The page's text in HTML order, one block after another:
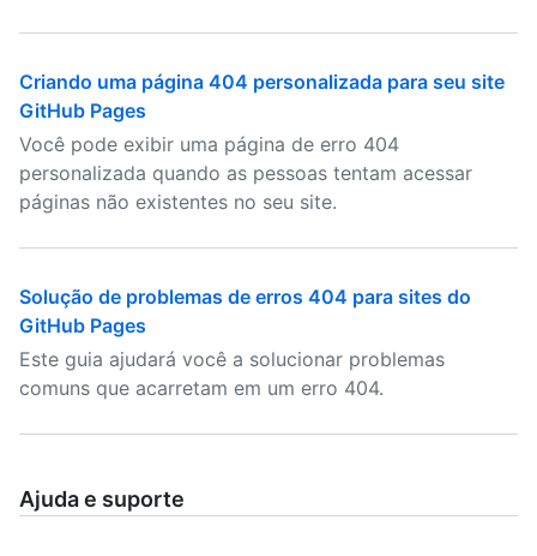
Criando uma página 404 personalizada para seu site
GitHub Pages
Você pode exibir uma página de erro 404
personalizada quando as pessoas tentam acessar
páginas não existentes no seu site.
Solução de problemas de erros 404 para sites do
GitHub Pages
Este guia ajudará você a solucionar problemas
comuns que acarretam em um erro 404.
Ajuda e suporte